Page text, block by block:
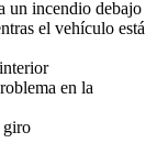
un incendio debajo
el vehículo está
en la
giro